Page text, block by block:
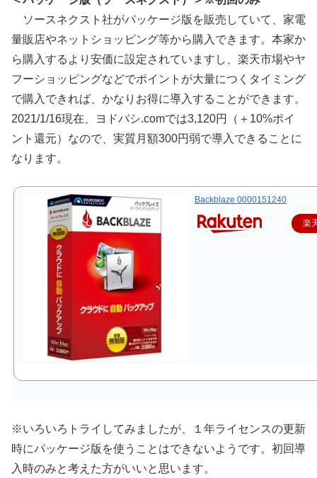
ソースネクスト社がパッケージ版を販売していて、家電
量販店やネットショッピング等から購入できます。本家か
ら購入するより安価に設定されていますし、楽天市場やヤ
フーショッピングなどでポイントが大量につくタイミング
で購入できれば、かなりお得に導入することができます。
2021/1/16現在、ヨドバシ.comでは3,120円（＋10%ポイ
ント還元）なので、実質月額300円弱で導入できることに
なります。
Backblaze 0000151240
楽
※いろいろトライしてみましたが、１年ライセンスの更新
時にパッケージ版を使うことはできないようです。初回導
入時のみと考えた方がいいと思います。